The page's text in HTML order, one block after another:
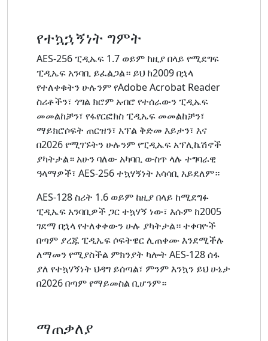
የተኳኋኝነት ግምት
AES-256 ፒዲኤፍ 1.7 ወይም ከዚያ በላይ የሚደግፍ
ፒዲኤፍ አንባቢ ይፈልጋል። ይህ ከ2009 በኋላ
የተለቀቁትን ሁሉንም የAdobe Acrobat Reader
ስሪቶችን፣ ጎግል ክሮም አብሮ የተሰራውን ፒዲኤፍ
መመልከቻን፣ የፋየርፎክስ ፒዲኤፍ መመልከቻን፣
ማይክሮሶፍት ጠርዝን፣ አፕል ቅድመ እይታን፣ እና
በ2026 የሚገኙትን ሁሉንም የፒዲኤፍ አፕሊኬሽኖች
ያካትታል። አሁን ባለው አካባቢ ውስጥ ላሉ ተግባራዊ
ዓላማዎች፣ AES-256 ተኳሃኝነት አሳሳቢ አይደለም።
AES-128 ስሪት 1.6 ወይም ከዚያ በላይ ከሚደግፉ
ፒዲኤፍ አንባቢዎች ጋር ተኳሃኝ ነው፣ እሱም ከ2005
ገደማ በኋላ የተለቀቀውን ሁሉ ያካትታል። ተቀባዮች
በጣም ያረጁ ፒዲኤፍ ሶፍትዌር ሊጠቀሙ እንደሚችሉ
ለማመን የሚያስችል ምክንያት ካሎት AES-128 ሰፋ
ያለ የተኳሃኝነት ህዳግ ይሰጣል፣ ምንም እንኳን ይህ ሁኔታ
በ2026 በጣም የማይመስል ቢሆንም።
ማጠቃለያ